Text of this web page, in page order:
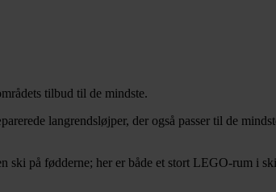
tilbud til de mindste.
langrendsløjper, der også passer til de
ski på fødderne; her er både et stort LEGO-rum